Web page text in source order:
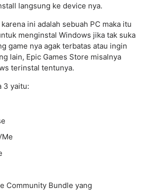
langsung ke device nya.
ini adalah sebuah PC maka itu
menginstal Windows jika tak suka
game nya agak terbatas atau ingin
lain, Epic Games Store misalnya
terinstal tentunya.
3 yaitu:
Community Bundle yang